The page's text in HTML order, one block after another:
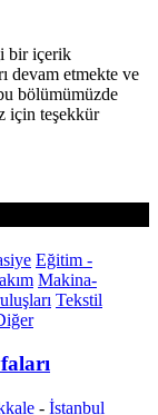
bir içerik
devam etmekte ve
bölümümüzde
için teşekkür
Eğitim -
Makina-
Tekstil
- İstanbul